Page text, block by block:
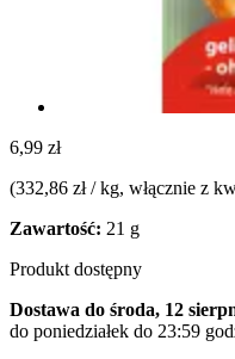
6,99 zł
(332,86 zł / kg, włącznie z
Zawartość: 21 g
Produkt dostępny
Dostawa do środa, 12
do poniedziałek do 23:59